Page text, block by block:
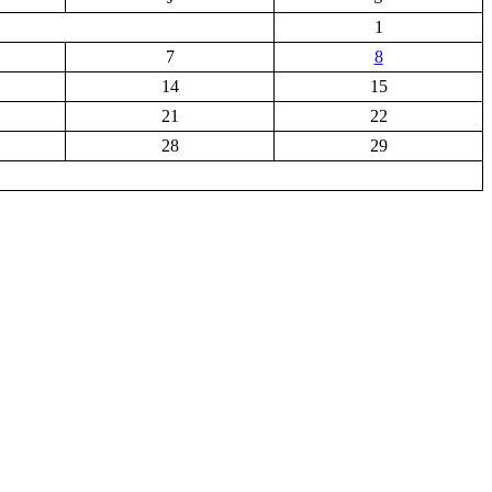
1
7
8
14
15
21
22
28
29